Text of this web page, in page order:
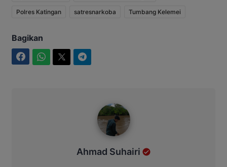
Polres Katingan satresnarkoba Tumbang Kelemei
Bagikan
Ahmad Suhairi